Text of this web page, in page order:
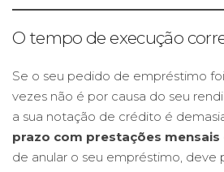
O tempo de execução
Se o seu pedido de empréstimo
vezes não é por causa do seu
a sua notação de crédito é
prazo com prestações mensais
de anular o seu empréstimo, deve